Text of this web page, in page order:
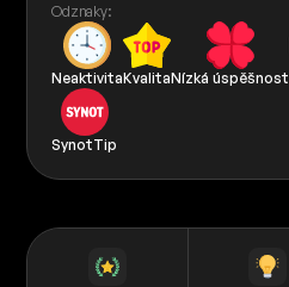
Odznaky:
NeaktivitaKvalitaNízká úspěšnost
SynotTip